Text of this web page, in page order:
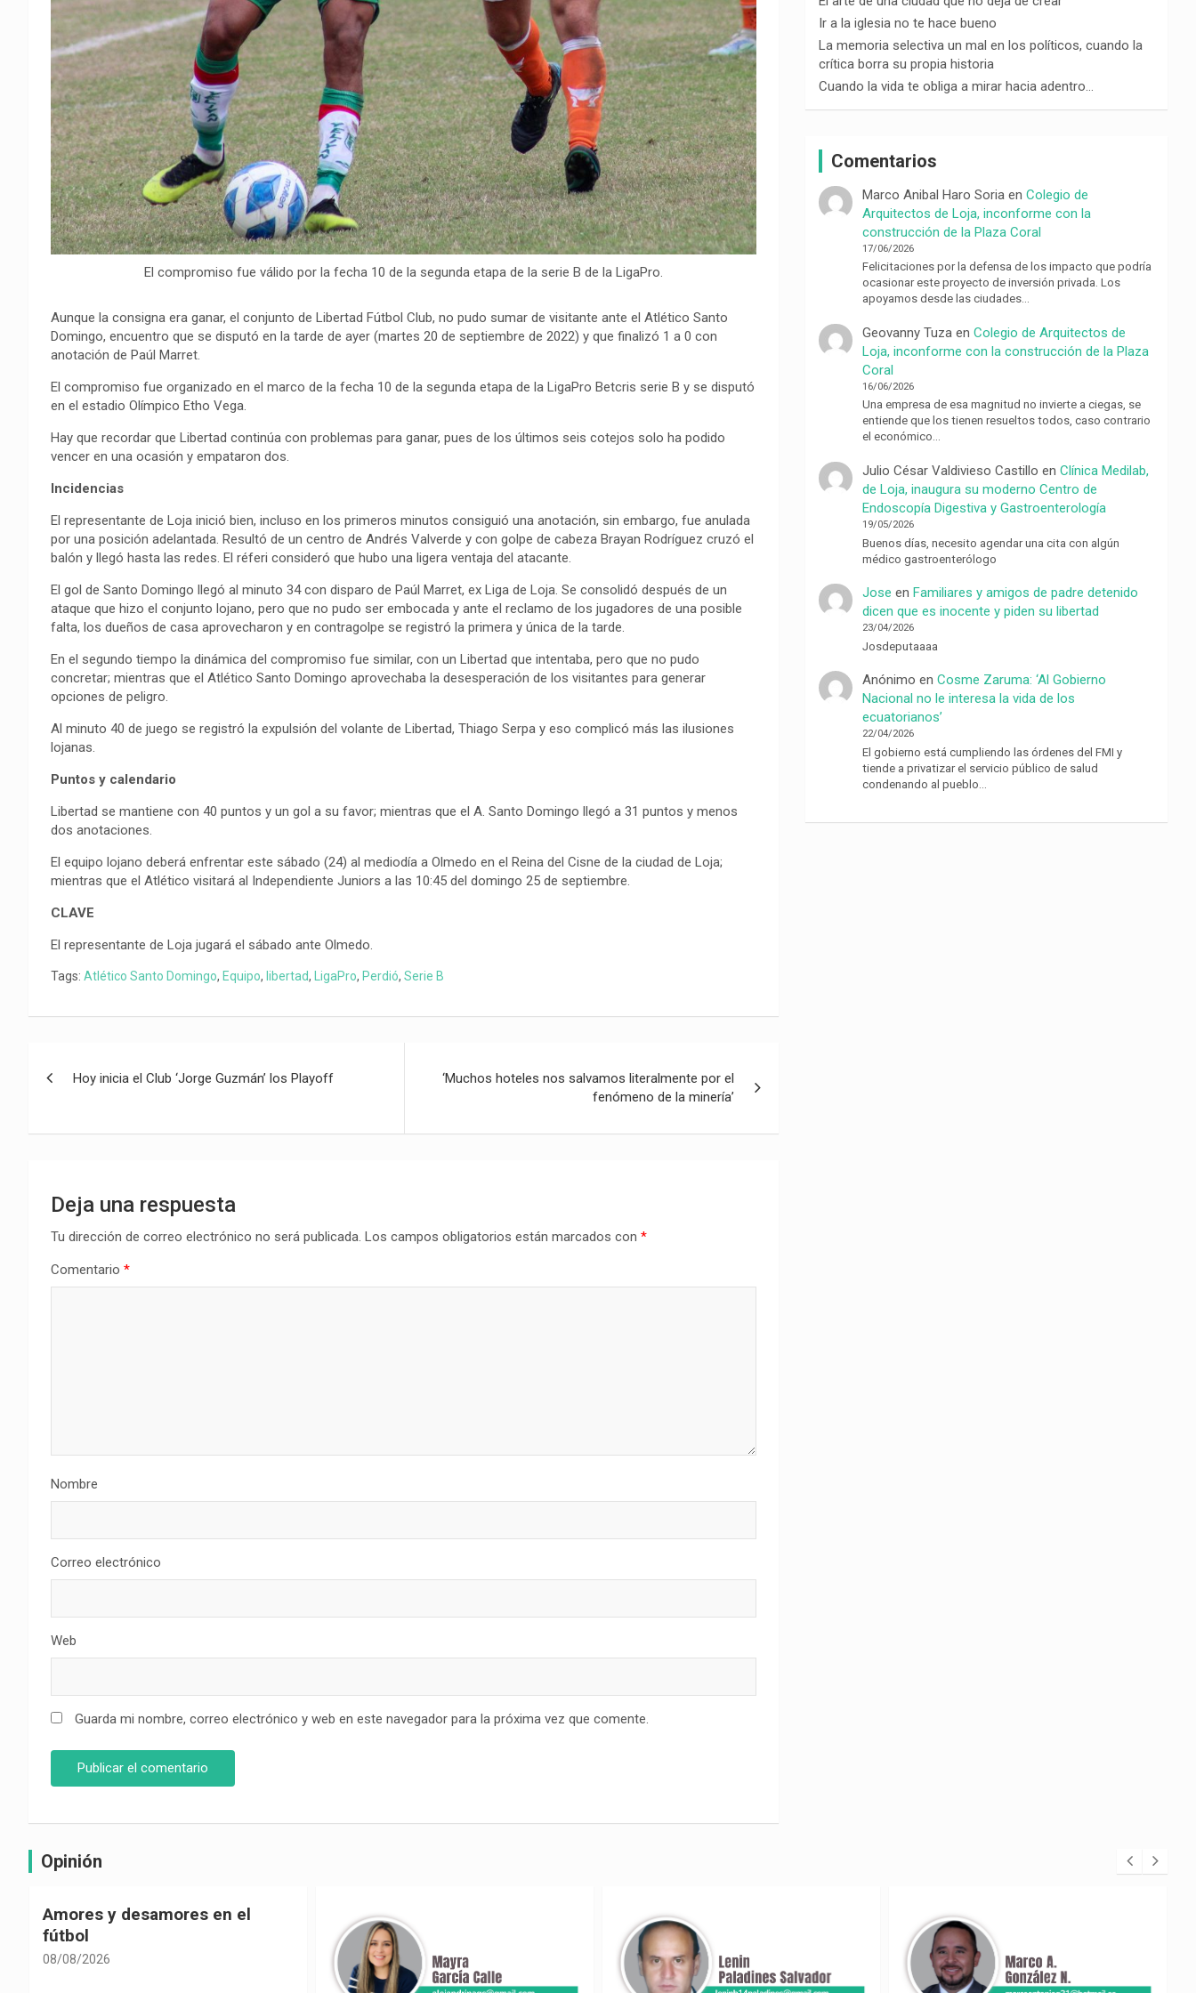
El compromiso fue válido por la fecha 10 de la segunda etapa de la serie B de la LigaPro.
Aunque la consigna era ganar, el conjunto de Libertad Fútbol Club, no pudo sumar de visitante ante el Atlético Santo
Domingo, encuentro que se disputó en la tarde de ayer (martes 20 de septiembre de 2022) y que finalizó 1 a 0 con
anotación de Paúl Marret.
El compromiso fue organizado en el marco de la fecha 10 de la segunda etapa de la LigaPro Betcris serie B y se disputó
en el estadio Olímpico Etho Vega.
Hay que recordar que Libertad continúa con problemas para ganar, pues de los últimos seis cotejos solo ha podido
vencer en una ocasión y empataron dos.
Incidencias
El representante de Loja inició bien, incluso en los primeros minutos consiguió una anotación, sin embargo, fue anulada
por una posición adelantada. Resultó de un centro de Andrés Valverde y con golpe de cabeza Brayan Rodríguez cruzó el
balón y llegó hasta las redes. El réferi consideró que hubo una ligera ventaja del atacante.
El gol de Santo Domingo llegó al minuto 34 con disparo de Paúl Marret, ex Liga de Loja. Se consolidó después de un
ataque que hizo el conjunto lojano, pero que no pudo ser embocada y ante el reclamo de los jugadores de una posible
falta, los dueños de casa aprovecharon y en contragolpe se registró la primera y única de la tarde.
En el segundo tiempo la dinámica del compromiso fue similar, con un Libertad que intentaba, pero que no pudo
concretar; mientras que el Atlético Santo Domingo aprovechaba la desesperación de los visitantes para generar
opciones de peligro.
Al minuto 40 de juego se registró la expulsión del volante de Libertad, Thiago Serpa y eso complicó más las ilusiones
lojanas.
Puntos y calendario
Libertad se mantiene con 40 puntos y un gol a su favor; mientras que el A. Santo Domingo llegó a 31 puntos y menos
dos anotaciones.
El equipo lojano deberá enfrentar este sábado (24) al mediodía a Olmedo en el Reina del Cisne de la ciudad de Loja;
mientras que el Atlético visitará al Independiente Juniors a las 10:45 del domingo 25 de septiembre.
CLAVE
El representante de Loja jugará el sábado ante Olmedo.
Tags: Atlético Santo Domingo, Equipo, libertad, LigaPro, Perdió, Serie B
entradas
Hoy inicia el Club ‘Jorge Guzmán’ los Playoff
‘Muchos hoteles nos salvamos literalmente por el
fenómeno de la minería’
Deja una respuesta
Tu dirección de correo electrónico no será publicada. Los campos obligatorios están marcados con *
Comentario *
Nombre
Correo electrónico
Web
Guarda mi nombre, correo electrónico y web en este navegador para la próxima vez que comente.
Ir a la iglesia no te hace bueno
La memoria selectiva un mal en los políticos, cuando la
crítica borra su propia historia
Cuando la vida te obliga a mirar hacia adentro…
Comentarios
Marco Anibal Haro Soria enColegio de
Arquitectos de Loja, inconforme con la
construcción de la Plaza Coral
17/06/2026
Felicitaciones por la defensa de los impacto que podría
ocasionar este proyecto de inversión privada. Los
apoyamos desde las ciudades…
Geovanny Tuza enColegio de Arquitectos de
Loja, inconforme con la construcción de la Plaza
Coral
16/06/2026
Una empresa de esa magnitud no invierte a ciegas, se
entiende que los tienen resueltos todos, caso contrario
el económico…
Julio César Valdivieso Castillo enClínica Medilab,
de Loja, inaugura su moderno Centro de
Endoscopía Digestiva y Gastroenterología
19/05/2026
Buenos días, necesito agendar una cita con algún
médico gastroenterólogo
Jose enFamiliares y amigos de padre detenido
dicen que es inocente y piden su libertad
23/04/2026
Josdeputaaaa
Anónimo enCosme Zaruma: ‘Al Gobierno
Nacional no le interesa la vida de los
ecuatorianos’
22/04/2026
El gobierno está cumpliendo las órdenes del FMI y
tiende a privatizar el servicio público de salud
condenando al pueblo…
Opinión